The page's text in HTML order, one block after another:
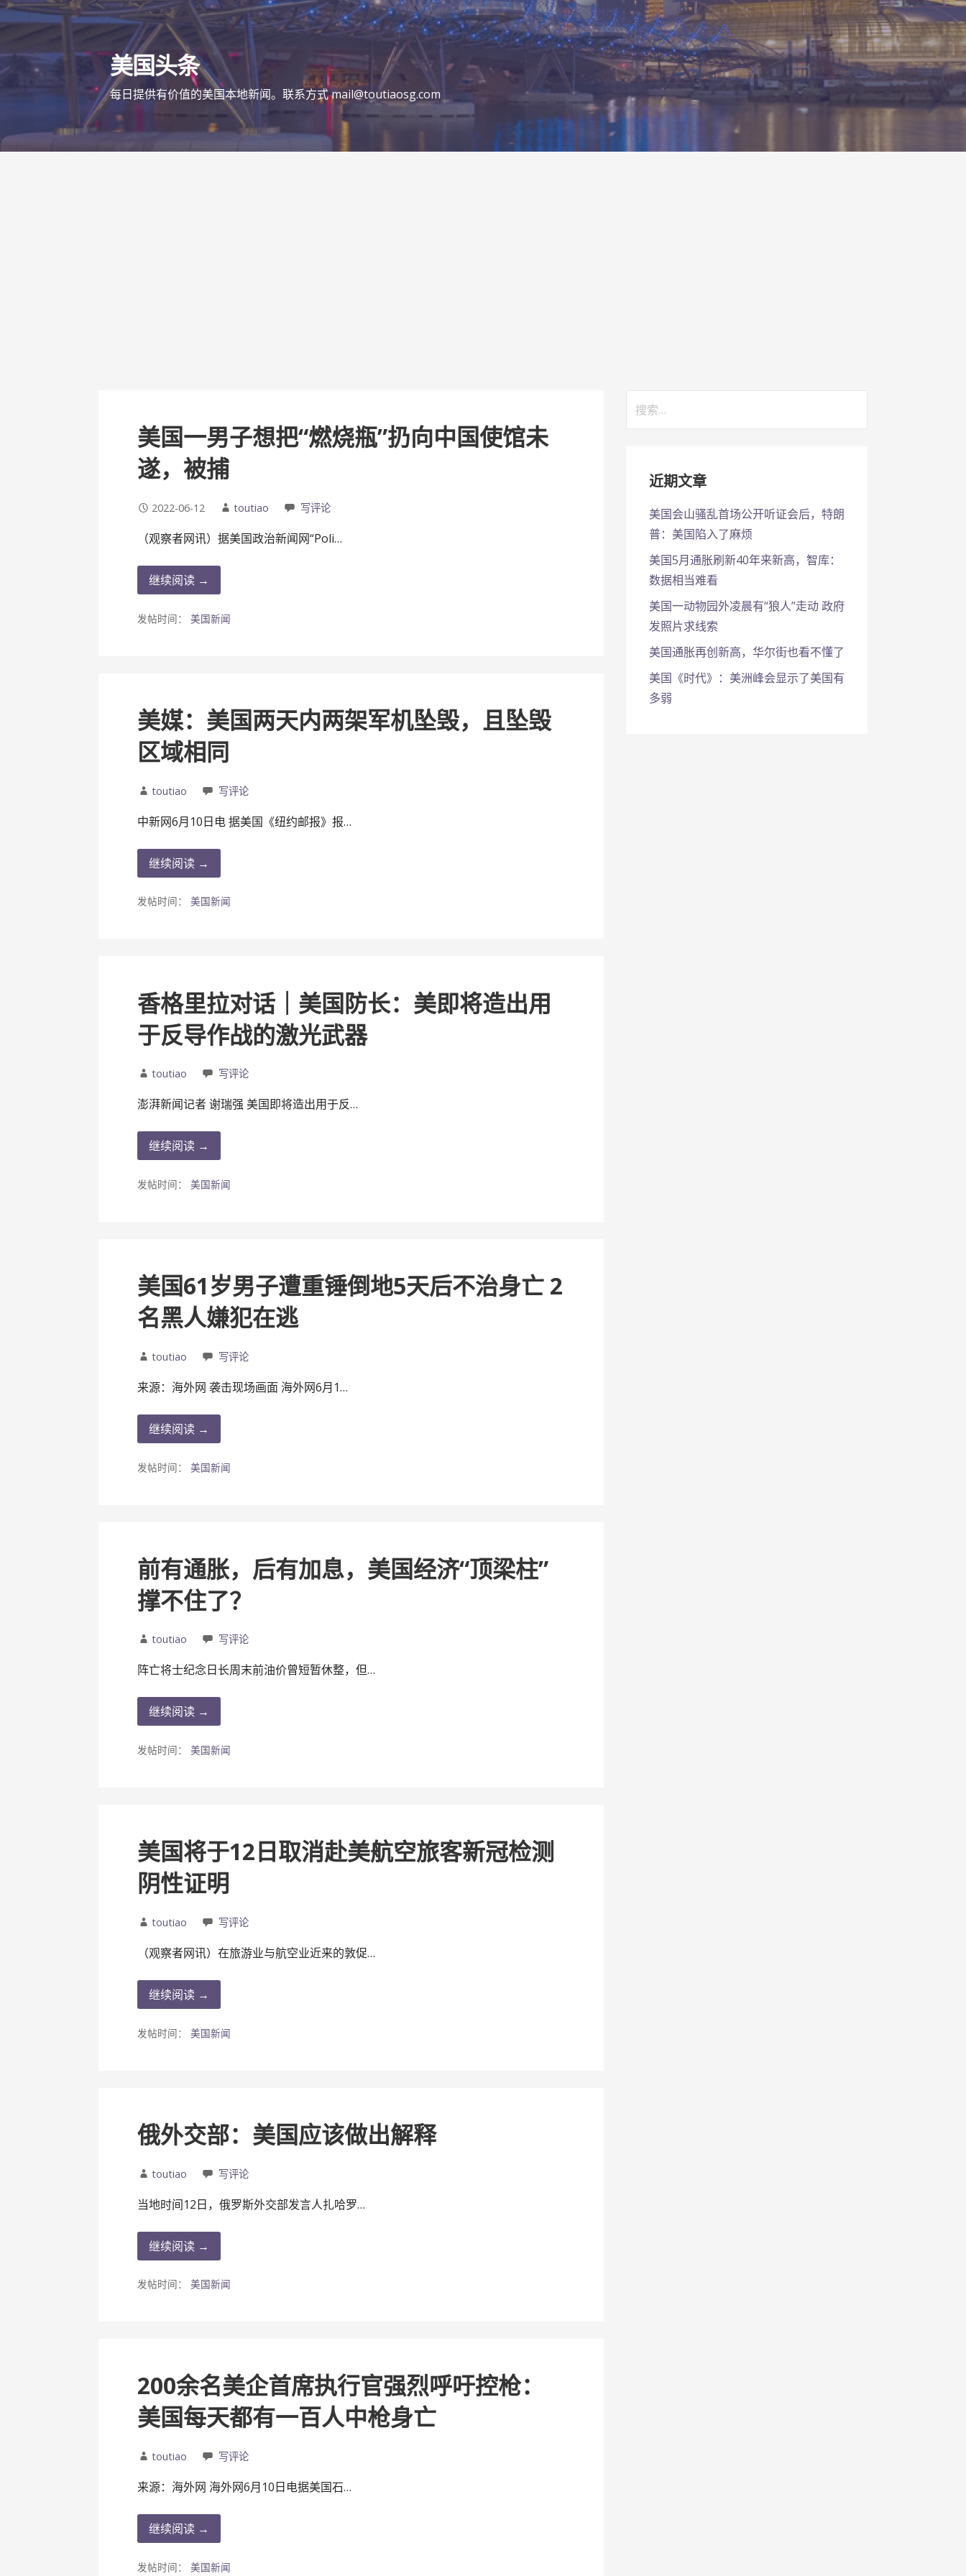
跳
至
内
容
美国头条
每日提供有价值的美国本地新闻。联系方式 mail@toutiaosg.com
美国一男子想把“燃烧瓶”扔向中国使馆未
遂，被捕
2022-06-12 toutiao 写评论
（观察者网讯）据美国政治新闻网“Poli…
继续阅读 →
发帖时间：美国新闻
美媒：美国两天内两架军机坠毁，且坠毁
区域相同
toutiao 写评论
中新网6月10日电 据美国《纽约邮报》报…
继续阅读 →
发帖时间：美国新闻
香格里拉对话｜美国防长：美即将造出用
于反导作战的激光武器
toutiao 写评论
澎湃新闻记者 谢瑞强 美国即将造出用于反…
继续阅读 →
发帖时间：美国新闻
美国61岁男子遭重锤倒地5天后不治身亡 2
名黑人嫌犯在逃
toutiao 写评论
来源：海外网 袭击现场画面 海外网6月1…
继续阅读 →
发帖时间：美国新闻
前有通胀，后有加息，美国经济“顶梁柱”
撑不住了？
toutiao 写评论
阵亡将士纪念日长周末前油价曾短暂休整，但…
继续阅读 →
发帖时间：美国新闻
美国将于12日取消赴美航空旅客新冠检测
阴性证明
toutiao 写评论
（观察者网讯）在旅游业与航空业近来的敦促…
继续阅读 →
发帖时间：美国新闻
俄外交部：美国应该做出解释
toutiao 写评论
当地时间12日，俄罗斯外交部发言人扎哈罗…
继续阅读 →
发帖时间：美国新闻
200余名美企首席执行官强烈呼吁控枪：
美国每天都有一百人中枪身亡
toutiao 写评论
来源：海外网 海外网6月10日电据美国石…
继续阅读 →
发帖时间：美国新闻
索：
近期文章
美国会山骚乱首场公开听证会后，特朗
普：美国陷入了麻烦
美国5月通胀刷新40年来新高，智库：
数据相当难看
美国一动物园外凌晨有“狼人”走动 政府
发照片求线索
美国通胀再创新高，华尔街也看不懂了
美国《时代》：美洲峰会显示了美国有
多弱